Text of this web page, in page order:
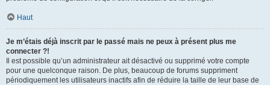
Haut
Je m’étais déjà inscrit par le passé mais ne peux à présent plus me
connecter ?!
Il est possible qu’un administrateur ait désactivé ou supprimé votre compte
pour une quelconque raison. De plus, beaucoup de forums suppriment
périodiquement les utilisateurs inactifs afin de réduire la taille de leur base de